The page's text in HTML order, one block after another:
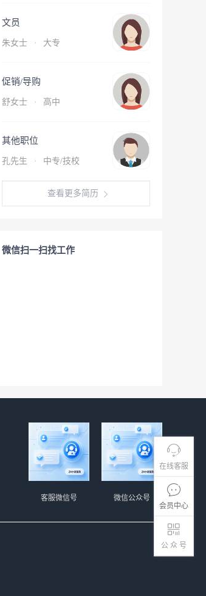
在线客服
会员中心
公 众 号
文员
朱女士 · 大专
促销/导购
舒女士 · 高中
其他职位
孔先生 · 中专/技校
查看更多简历
微信扫一扫找工作
微信公众号
客服微信号